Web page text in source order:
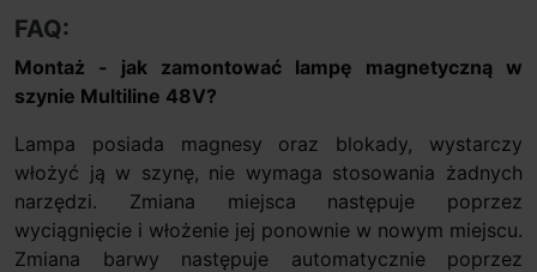
FAQ:
Montaż - jak zamontować lampę magnetyczną w
szynie Multiline 48V?
Lampa posiada magnesy oraz blokady, wystarczy
włożyć ją w szynę, nie wymaga stosowania żadnych
narzędzi. Zmiana miejsca następuje poprzez
wyciągnięcie i włożenie jej ponownie w nowym miejscu.
Zmiana barwy następuje automatycznie poprzez